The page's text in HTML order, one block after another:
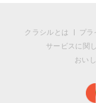
クラシルとは プラ
サービスに関
おい